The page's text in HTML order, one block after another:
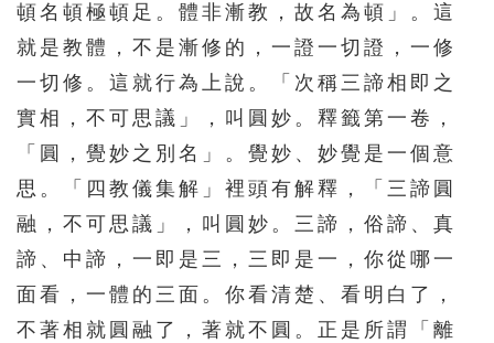
頓名頓極頓足。體非漸教，故名為頓」。這
就是教體，不是漸修的，一證一切證，一修
一切修。這就行為上說。「次稱三諦相即之
實相，不可思議」，叫圓妙。釋籤第一卷，
「圓，覺妙之別名」。覺妙、妙覺是一個意
思。「四教儀集解」裡頭有解釋，「三諦圓
融，不可思議」，叫圓妙。三諦，俗諦、真
諦、中諦，一即是三，三即是一，你從哪一
面看，一體的三面。你看清楚、看明白了，
不著相就圓融了，著就不圓。正是所謂「離